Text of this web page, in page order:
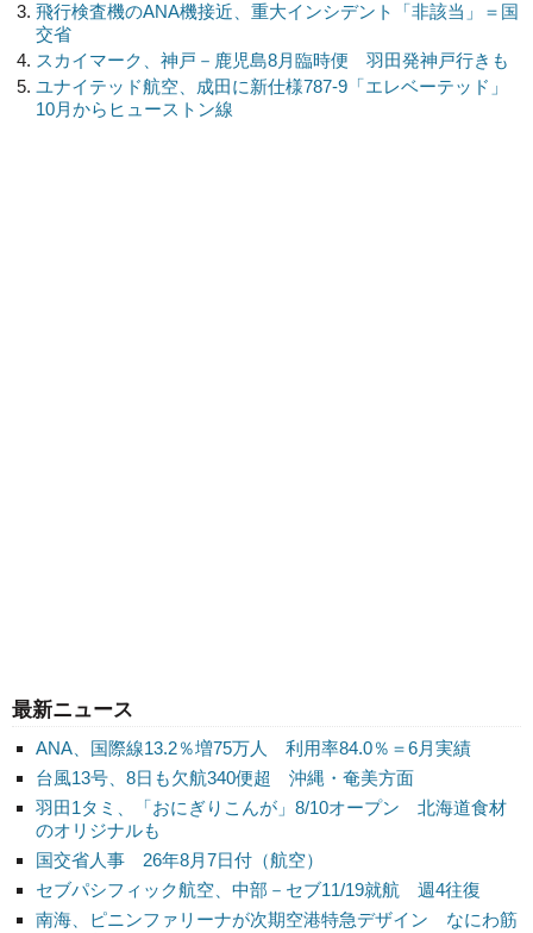
最新ニュース
ANA、国際線13.2％増75万人 利用率84.0％＝6月実績
台風13号、8日も欠航340便超 沖縄・奄美方面
羽田1タミ、「おにぎりこんが」8/10オープン 北海道食材
のオリジナルも
国交省人事 26年8月7日付（航空）
セブパシフィック航空、中部－セブ11/19就航 週4往復
南海、ピニンファリーナが次期空港特急デザイン なにわ筋
飛行検査機のANA機接近、重大インシデント「非該当」＝国
交省
スカイマーク、神戸－鹿児島8月臨時便 羽田発神戸行きも
ユナイテッド航空、成田に新仕様787-9「エレベーテッド」
10月からヒューストン線